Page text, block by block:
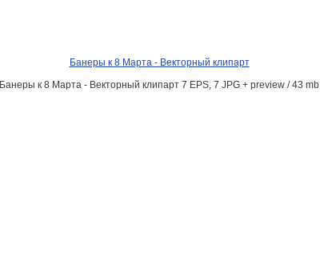
Банеры к 8 Марта - Векторный клипарт
Банеры к 8 Марта - Векторный клипарт 7 EPS, 7 JPG + preview / 43 mb